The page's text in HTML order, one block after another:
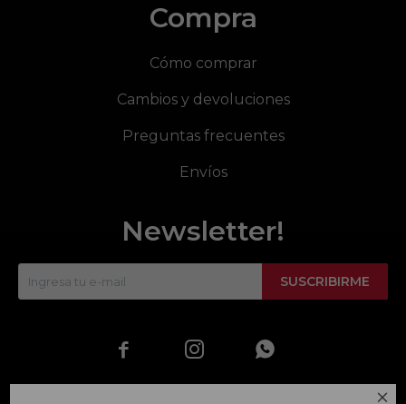

Compra
Cómo comprar
Cambios y devoluciones
Preguntas frecuentes
Envíos
Newsletter!
SUSCRIBIRME
  